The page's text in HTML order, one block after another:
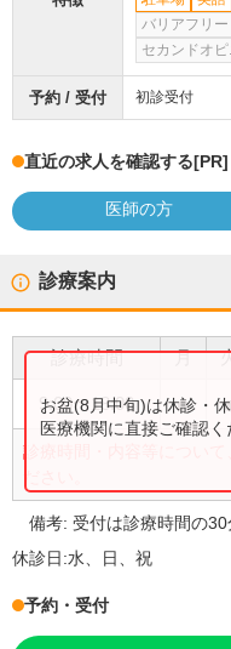
バリアフリー
セカンドオ
予約 / 受付 初診受付
直近の求人を確認する[PR]
医師の方
診療案内
診療時間 月
9:00〜 18:00 ●
診療時間・内容等について
お盆(8月中旬)は休診・
医療機関に直接ご確認く
備考:受付は診療時間の
休診日:水、日、祝
予約・受付